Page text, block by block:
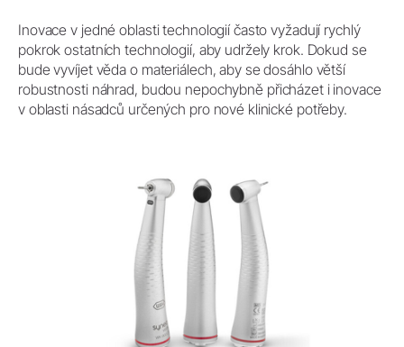
Inovace v jedné oblasti technologií často vyžadují rychlý
pokrok ostatních technologií, aby udržely krok. Dokud se
bude vyvíjet věda o materiálech, aby se dosáhlo větší
robustnosti náhrad, budou nepochybně přicházet i inovace
v oblasti násadců určených pro nové klinické potřeby.